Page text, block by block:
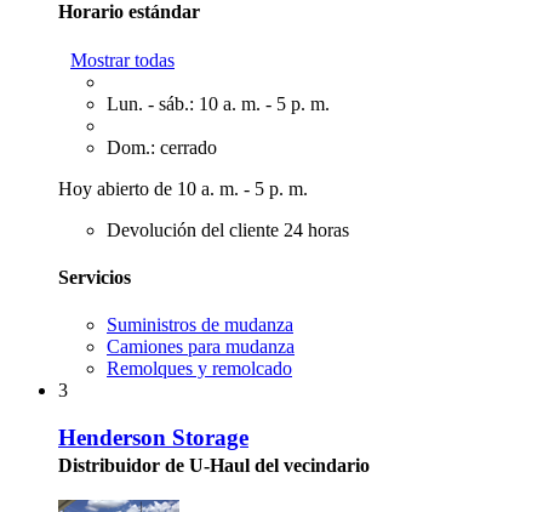
Horario estándar
Mostrar todas
Lun. - sáb.: 10 a. m. - 5 p. m.
Dom.: cerrado
Hoy abierto de 10 a. m. - 5 p. m.
Devolución del cliente 24 horas
Servicios
Suministros de mudanza
Camiones para mudanza
Remolques y remolcado
3
Henderson Storage
Distribuidor de U-Haul del vecindario